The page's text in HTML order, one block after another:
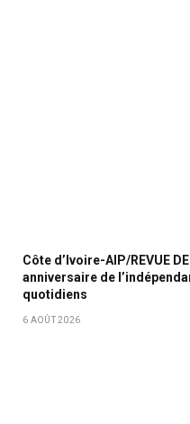
Côte d’Ivoire-AIP/REVUE
anniversaire de
quotidiens
6 AOÛT 2026